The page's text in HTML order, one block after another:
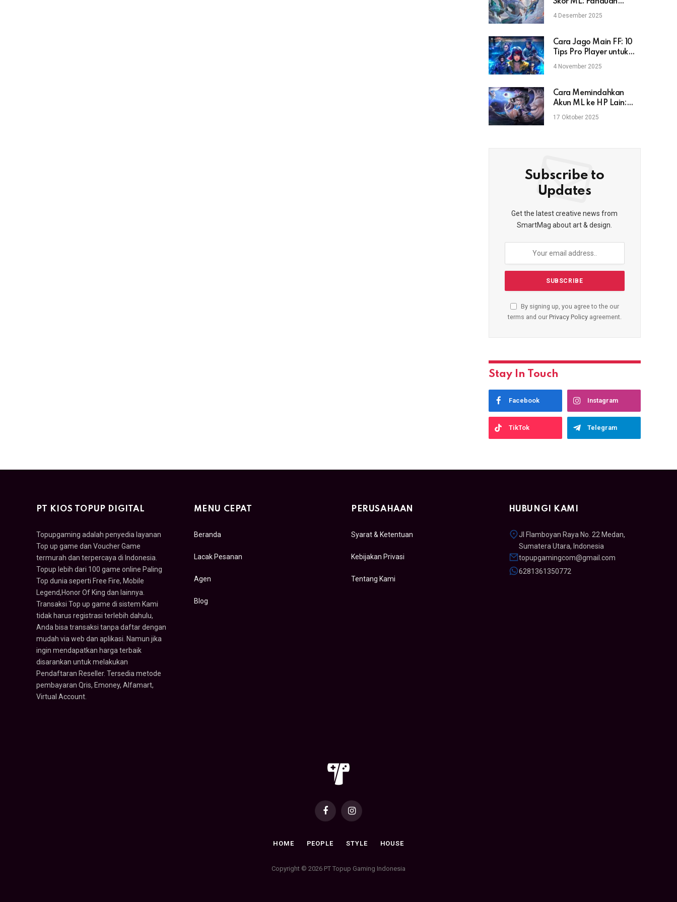
Lengkap untuk Pemain
4 Desember 2025
Cara Jago Main FF: 10
Tips Pro Player untuk
Naik Rank & Booyah
4 November 2025
Cara Memindahkan
Akun ML ke HP Lain:
Aman, Cepat, dan Anti
17 Oktober 2025
Subscribe to
Updates
Get the latest creative news from
SmartMag about art & design.
By signing up, you agree to the our
terms and our Privacy Policyagreement.
Stay In Touch
Facebook Instagram
TikTok Telegram
PT KIOS TOPUP DIGITAL
Topupgaming adalah penyedia layanan
Top up game dan Voucher Game
termurah dan terpercaya di Indonesia.
Topup lebih dari 100 game online Paling
Top dunia seperti Free Fire, Mobile
Legend,Honor Of King dan lainnya.
Transaksi Top up game di sistem Kami
tidak harus registrasi terlebih dahulu,
Anda bisa transaksi tanpa daftar dengan
mudah via web dan aplikasi. Namun jika
ingin mendapatkan harga terbaik
disarankan untuk melakukan
Pendaftaran Reseller. Tersedia metode
pembayaran Qris, Emoney, Alfamart,
Virtual Account.
MENU CEPAT
Beranda
Lacak Pesanan
Agen
Blog
PERUSAHAAN
Syarat & Ketentuan
Kebijakan Privasi
Tentang Kami
HUBUNGI KAMI
Jl Flamboyan Raya No. 22 Medan,
Sumatera Utara, Indonesia
topupgamingcom@gmail.com
6281361350772
FacebookInstagram
HOME PEOPLE STYLE HOUSE
Copyright © 2026 PT Topup Gaming Indonesia